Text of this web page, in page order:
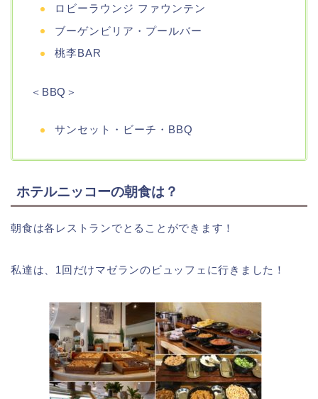
ロビーラウンジ ファウンテン
ブーゲンビリア・プールバー
桃李BAR
＜BBQ＞
サンセット・ビーチ・BBQ
ホテルニッコーの朝食は？
朝食は各レストランでとることができます！
私達は、1回だけマゼランのビュッフェに行きました！